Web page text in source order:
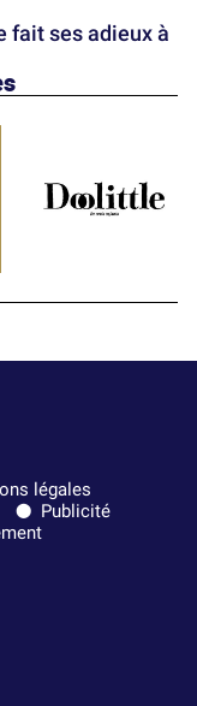
fait ses adieux à
légales
Publicité